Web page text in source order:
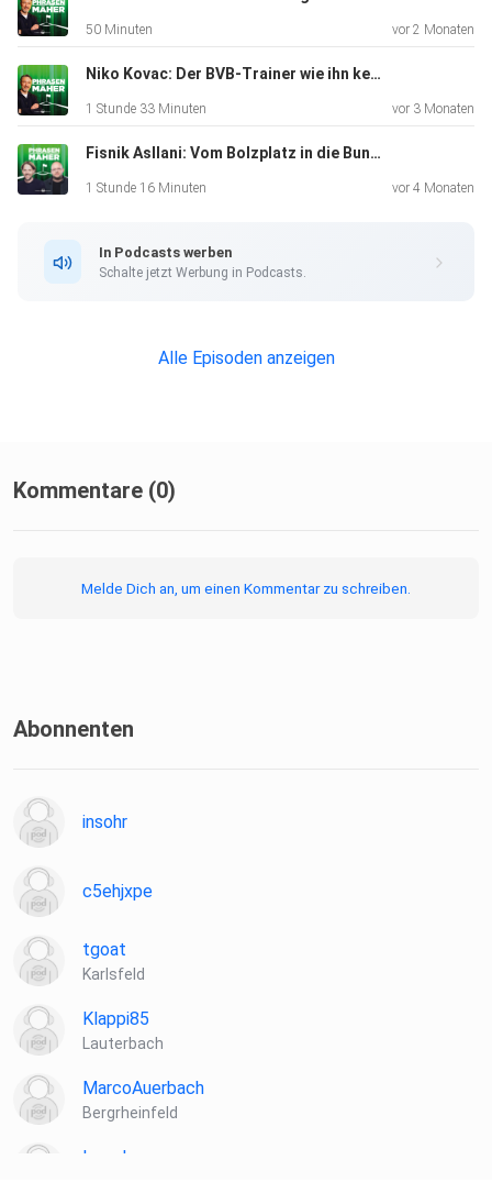
50 Minuten vor 2 Monaten
Niko Kovac: Der BVB-Trainer wie ihn keiner kennt! Teil 1 von 2
1 Stunde 33 Minuten vor 3 Monaten
Fisnik Asllani: Vom Bolzplatz in die Bundesliga!
1 Stunde 16 Minuten vor 4 Monaten
In Podcasts werben
Schalte jetzt Werbung in Podcasts.
Alle Episoden anzeigen
Kommentare (0)
Melde Dich an, um einen Kommentar zu schreiben.
Abonnenten
insohr
c5ehjxpe
tgoat
Karlsfeld
Klappi85
Lauterbach
MarcoAuerbach
Bergrheinfeld
Legolas